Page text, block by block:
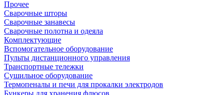
Прочее
Сварочные шторы
Сварочные занавесы
Сварочные полотна и одеяла
Комплектующие
Вспомогательное оборудование
Пульты дистанционного управления
Транспортные тележки
Сушильное оборудование
Термопеналы и печи для прокалки электродов
Бункеры для хранения флюсов